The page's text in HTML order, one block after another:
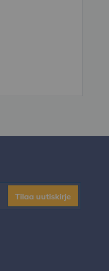
Tilaa uutiskirje